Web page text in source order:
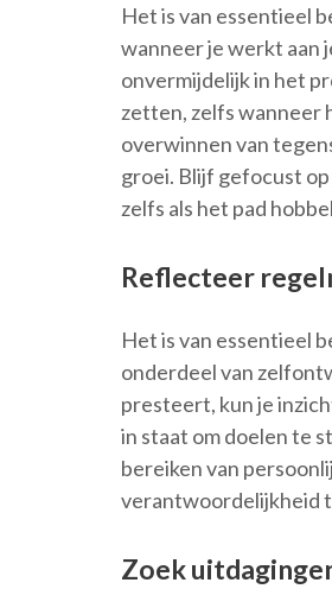
Het is van essentieel
wanneer je werkt aan
onvermijdelijk in het
zetten, zelfs wanneer
overwinnen van
groei. Blijf gefocust
zelfs als het pad
Reflecteer
Het is van essentieel
onderdeel van
presteert, kun je
in staat om doelen te
bereiken van
verantwoordelijkheid
Zoek